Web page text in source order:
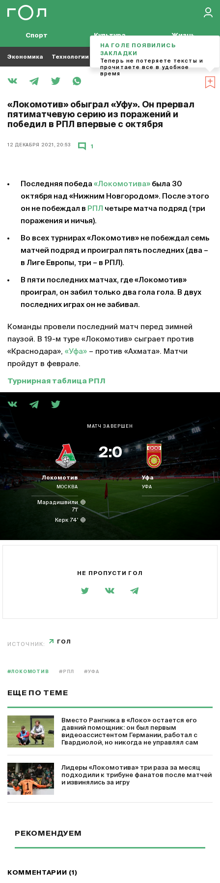
Спорт Культура Жизнь
Экономика Технологии Кино Футбол
«Локомотив» обыграл «Уфу». Он прервал
пятиматчевую серию из поражений и
победил в РПЛ впервые с октября
12 ДЕКАБРЯ 2021, 20:53 1
Последняя победа «Локомотива» была 30
октября над «Нижним Новгородом». После этого
он не побеждал в РПЛ четыре матча подряд (три
поражения и ничья).
Во всех турнирах «Локомотив» не побеждал семь
матчей подряд и проиграл пять последних (два –
в Лиге Европы, три – в РПЛ).
В пяти последних матчах, где «Локомотив»
проиграл, он забил только два гола гола. В двух
последних играх он не забивал.
Команды провели последний матч перед зимней
паузой. В 19-м туре «Локомотив» сыграет против
«Краснодара», «Уфа» – против «Ахмата». Матчи
пройдут в феврале.
Турнирная таблица РПЛ
МАТЧ ЗАВЕРШЕН
Локомотив
МОСКВА
Марадишвили
71'
Керк 74'
2:0
Уфа
УФА
НЕ ПРОПУСТИ ГОЛ
ИСТОЧНИК: ГОЛ
#ЛОКОМОТИВ #РПЛ #УФА
ЕЩЕ ПО ТЕМЕ
Вместо Рангника в «Локо» остается его
давний помощник: он был первым
видеоассистентом Германии, работал с
Гвардиолой, но никогда не управлял сам
Лидеры «Локомотива» три раза за месяц
подходили к трибуне фанатов после матчей
и извинялись за игру
РЕКОМЕНДУЕМ
КОММЕНТАРИИ (1)
НА ГОЛЕ ПОЯВИЛИСЬ
ЗАКЛАДКИ
Теперь не потеряете тексты и
прочитаете все в удобное
время